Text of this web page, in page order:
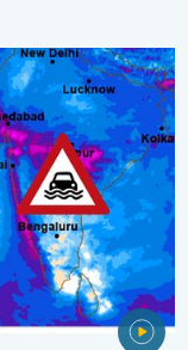
Незвичайний